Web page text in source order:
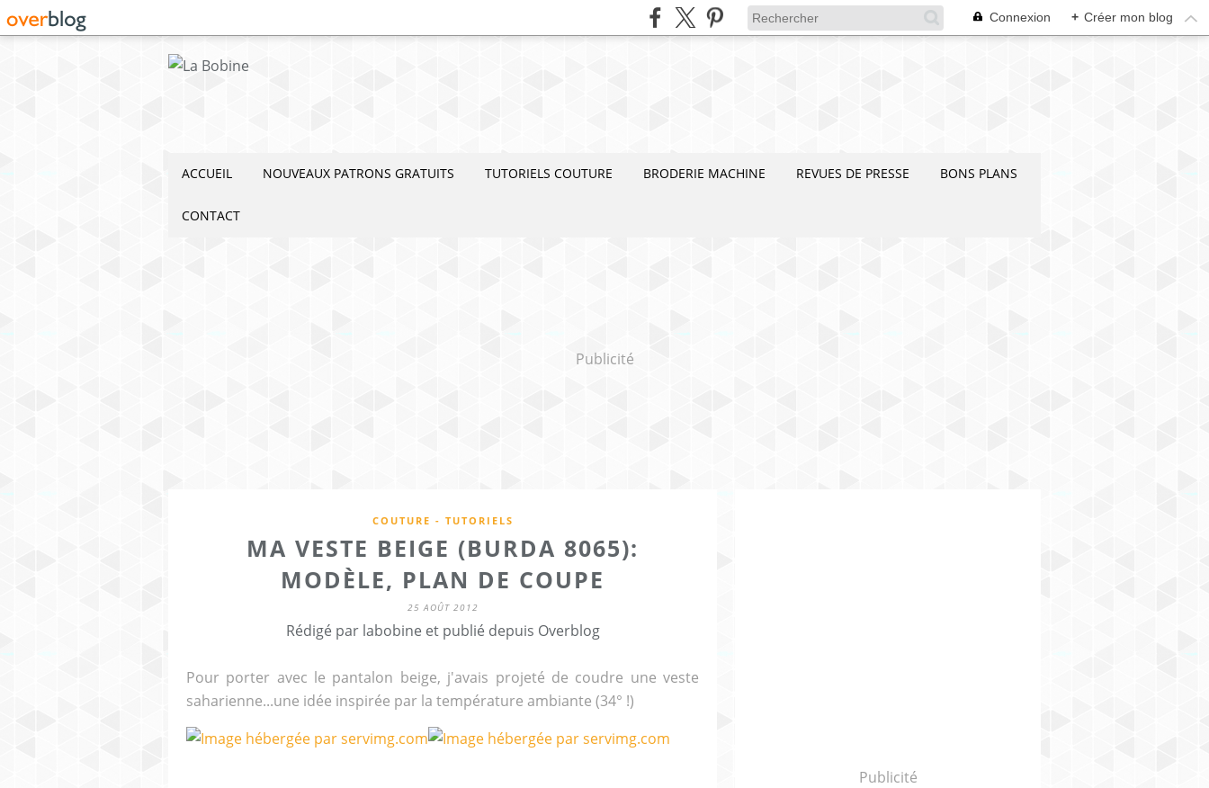
Connexion + Créer mon blog
ACCUEIL NOUVEAUX PATRONS GRATUITS TUTORIELS COUTURE BRODERIE MACHINE REVUES DE PRESSE BONS PLANS
CONTACT
Publicité
COUTURE - TUTORIELS
MA VESTE BEIGE (BURDA 8065):
MODÈLE, PLAN DE COUPE
25 AOÛT 2012
Rédigé par labobine et publié depuis Overblog
Pour porter avec le pantalon beige, j'avais projeté de coudre une veste
saharienne...une idée inspirée par la température ambiante (34° !)
Publicité